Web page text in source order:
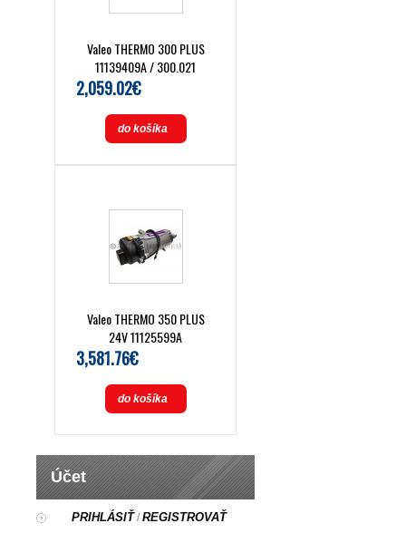
Valeo THERMO 300 PLUS
11139409A / 300.021
2,059.02€
do košíka
Valeo THERMO 350 PLUS
24V 11125599A
3,581.76€
do košíka
Účet
PRIHLÁSIŤ/REGISTROVAŤ